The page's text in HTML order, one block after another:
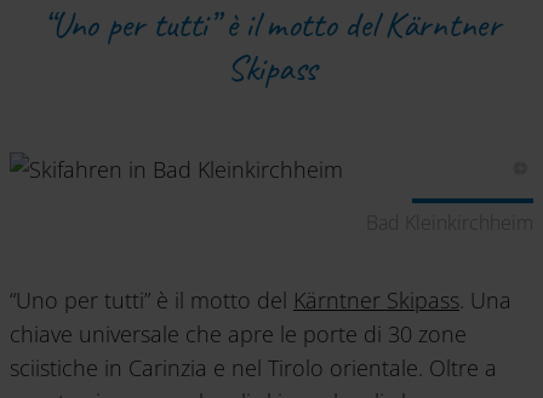
“Uno per tutti” è il motto del Kärntner
Skipass
Bad Kleinkirchheim
“Uno per tutti” è il motto del Kärntner Skipass. Una
chiave universale che apre le porte di 30 zone
sciistiche in Carinzia e nel Tirolo orientale. Oltre a